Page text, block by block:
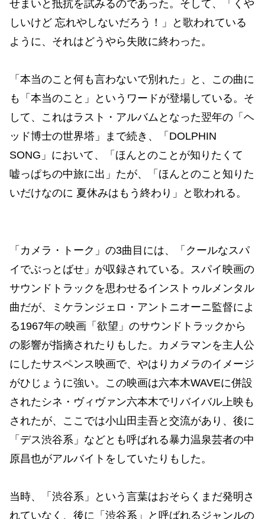
せまいと抵抗を試みるのであった。そして、「くや
しいけど 忘れやしないだろう！」と歌われている
ように、それはどうやら失敗に終わった。
「本当のこと何も言わないで別れた」と、この曲に
も「本当のこと」というワードが登場している。そ
して、これはラスト・アルバムとなった翌年の「ヘ
ッド博士の世界塔」まで続き、「DOLPHIN
SONG」において、「ほんとのことが知りたくて
嘘っぱちの中旅に出」たが、「ほんとのこと知りた
いだけなのに 夏休みはもう終わり」と歌われる。
「カメラ・トーク」の3曲目には、「クールなスパ
イでぶっとばせ」が収録されている。スパイ映画の
サウンドトラックを思わせるインストゥルメンタル
曲だが、ミケランジェロ・アントニオーニ監督によ
る1967年の映画「欲望」のサウンドトラックから
の影響が指摘されたりもした。カメラマンを主人公
にしたサスペンス映画で、やはりカメラのイメージ
がひじょうに強い。この映画は六本木WAVEに併設
されたシネ・ヴィヴァン六本木でリバイバル上映も
されたが、ここでは小山田圭吾と交流があり、後に
「デス渋谷系」などとも呼ばれる暴力温泉芸者の中
原昌也がアルバイトをしていたりもした。
当時、「渋谷系」という言葉はおそらくまだ発明さ
れていなく、後に「渋谷系」と呼ばれるジャンルの